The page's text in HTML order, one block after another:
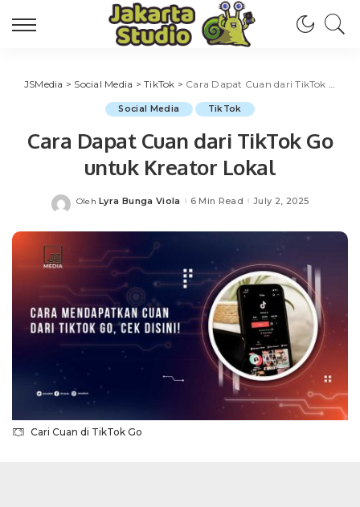
JSMedia > Social Media >TikTok > Cara Dapat Cuan dari TikTok Go untuk Kreator Lokal
Social Media TikTok
Cara Dapat Cuan dari TikTok Go
untuk Kreator Lokal
Posted
Oleh Lyra Bunga Viola 6 Min Read July 2, 2025
Cari Cuan di TikTok Go